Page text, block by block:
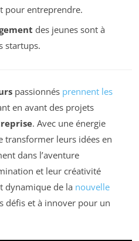
pour entreprendre.
des jeunes sont à
startups.
passionnés prennent les
en avant des projets
. Avec une énergie
transformer leurs idées en
dans l’aventure
et leur créativité
dynamique de la nouvelle
défis et à innover pour un